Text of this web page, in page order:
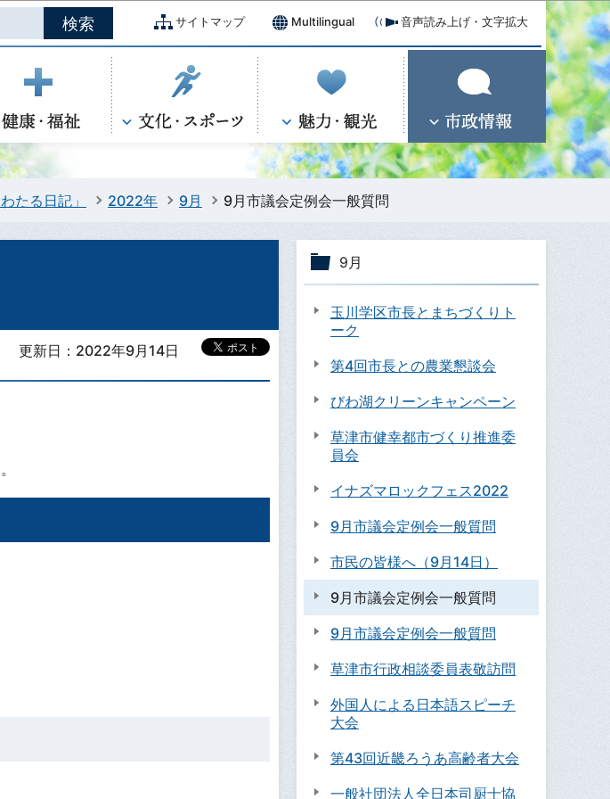
の本文へ移動
サイトマップ Multilingual 音声読み上げ・文字拡大
たる日記」 2022年 9月 9月市議会定例会一般質問
更新日：2022年9月14日
9月
玉川学区市長とまちづくりト
ーク
第4回市長との農業懇談会
びわ湖クリーンキャンペーン
草津市健幸都市づくり推進委
員会
イナズマロックフェス2022
9月市議会定例会一般質問
市民の皆様へ（9月14日）
9月市議会定例会一般質問
9月市議会定例会一般質問
草津市行政相談委員表敬訪問
外国人による日本語スピーチ
大会
第43回近畿ろうあ高齢者大会
一般社団法人全日本司厨士協